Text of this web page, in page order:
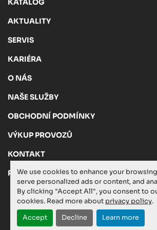
We use cookies to enhance your
serve personalized ads or content, and
By clicking "Accept All", you consent to
cookies. Read more about privacy policy.
Accept Decline Learn more
KATALOG
AKTUALITY
SERVIS
KARIÉRA
O NÁS
NAŠE SLUŽBY
OBCHODNÍ PODMÍNKY
VÝKUP PROVOZŮ
KONTAKT
PRIVACY POLICY
Manage Cookies